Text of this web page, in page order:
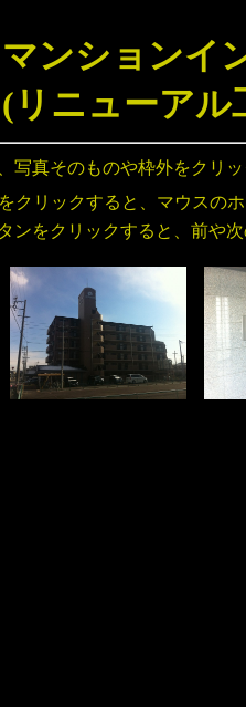
マンションイ
(リニューア
写真そのものや枠外をクリ
クリックすると、マウスの
ンをクリックすると、前や